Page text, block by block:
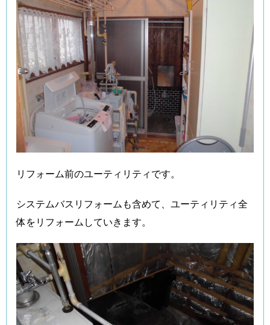
リフォーム前のユーティリティです。
システムバスリフォームも含めて、ユーティリティ全
体をリフォームしていきます。